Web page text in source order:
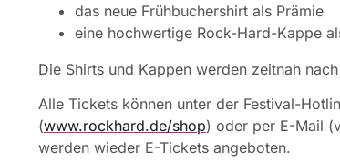
das neue Frühbuchershirt als Prämie
eine hochwertige Rock-Hard-Kappe
Die Shirts und Kappen werden zeitnah
Alle Tickets können unter der Festival-
(www.rockhard.de/shop) oder per E-Mail
werden wieder E-Tickets angeboten.